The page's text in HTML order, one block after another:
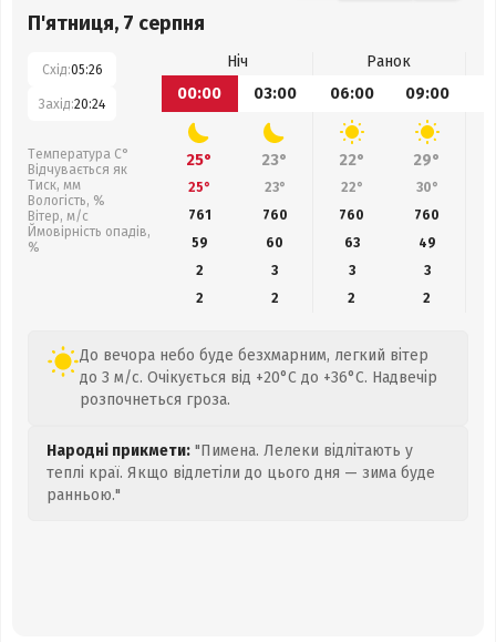
П'ятниця, 7 серпня
Схід:05:26
Захід:20:24
Температура С°
Відчувається як
Тиск, мм
Вологість, %
Вітер, м/с
Ймовірність опадів,
%
Ніч
Ранок
00:00
03:00 06:00 09:00
25° 23° 22° 29°
25° 23° 22° 30°
761
760 760 760
59
60 63
49
2
3 3
3
2
2 2 2
До вечора небо буде безхмарним, легкий вітер
до 3 м/с. Очікується від +20°C до +36°C. Надвечір
розпочнеться гроза.
Народні прикмети: "Пимена. Лелеки відлітають у
теплі краї. Якщо відлетіли до цього дня — зима буде
ранньою."